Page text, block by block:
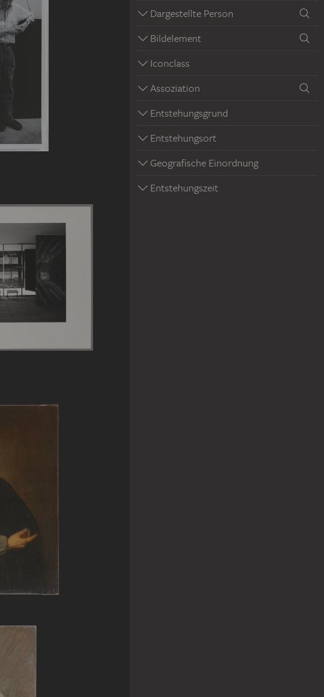
Dargestellte Person
Bildelement
Iconclass
Assoziation
Entstehungsgrund
Entstehungsort
Geografische Einordnung
Entstehungszeit